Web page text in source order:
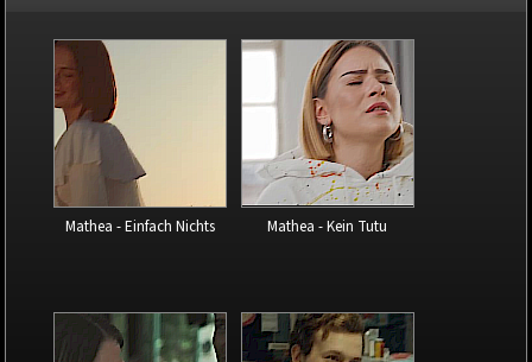
Mathea - Einfach Nichts Mathea - Kein Tutu